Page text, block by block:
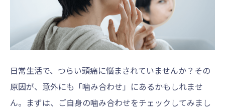
日常生活で、つらい頭痛に悩まされていませんか？その
原因が、意外にも「噛み合わせ」にあるかもしれませ
ん。まずは、ご自身の噛み合わせをチェックしてみまし